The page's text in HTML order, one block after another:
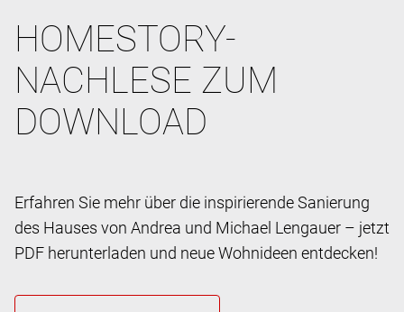
HOMESTORY-
NACHLESE ZUM
DOWNLOAD
Erfahren Sie mehr über die inspirierende Sanierung
des Hauses von Andrea und Michael Lengauer – jetzt
PDF herunterladen und neue Wohnideen entdecken!